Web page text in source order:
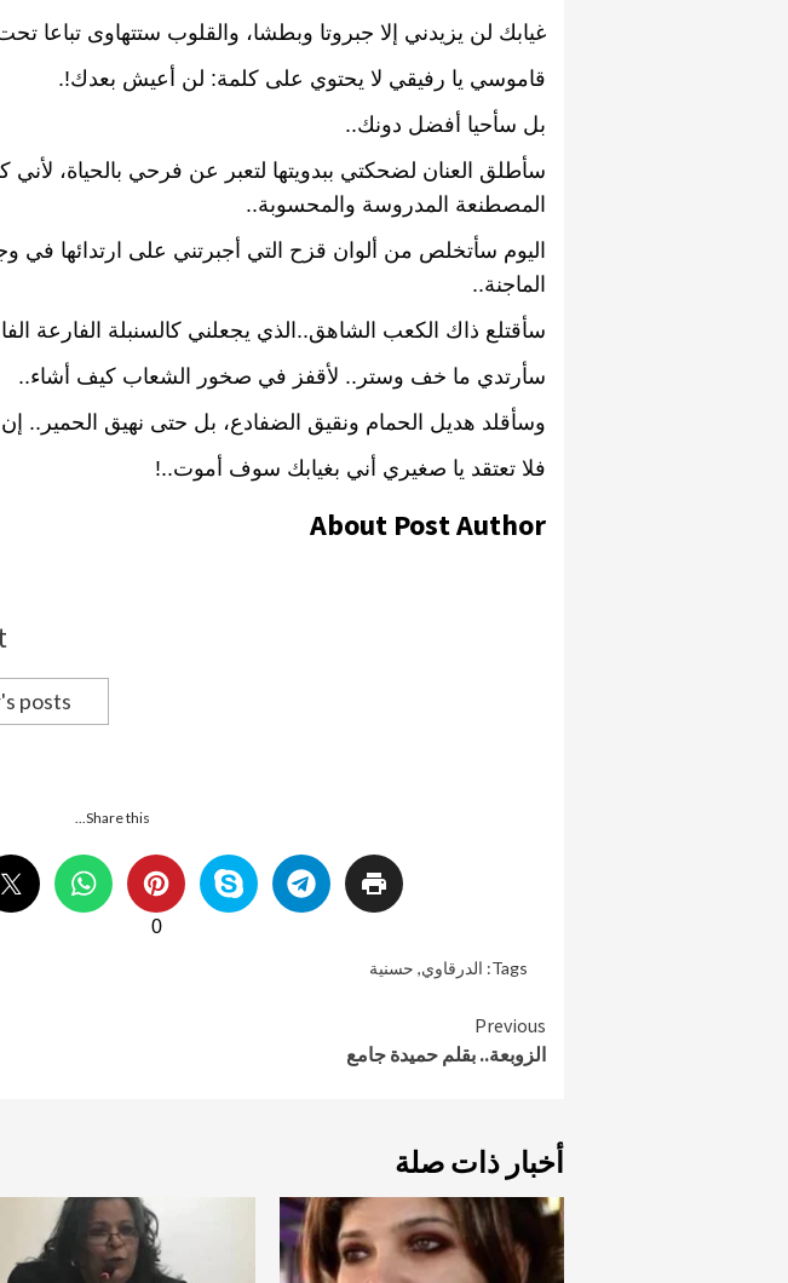
غيابك لن يزيدني إلا جبروتا وبطشا، والقلوب ستتهاوى تباعا
قاموسي يا رفيقي لا يحتوي على كلمة: لن أعيش بعدك!.
بل سأحيا أفضل دونك..
سأطلق العنان لضحكتي ببدويتها لتعبر عن فرحي بالحياة، لأني
المصطنعة المدروسة والمحسوبة..
اليوم سأتخلص من ألوان قزح التي أجبرتني على ارتدائها في
الماجنة..
سأقتلع ذاك الكعب الشاهق..الذي يجعلني كالسنبلة الفارعة
سأرتدي ما خف وستر .. لأقفز في صخور الشعاب كيف أشاء..
وسأقلد هديل الحمام ونقيق الضفادع، بل حتى نهيق الحمير .. إن
فلا تعتقد يا صغيري أني بغيابك سوف أموت..!
About Post Author
posts
Share this...
0
Tags: الدرقاوي, حسنية
Continue
Reading
Previous
الزوبعة.. بقلم حميدة جامع
أخبار ذات صلة